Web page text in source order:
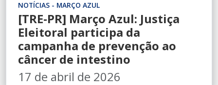
NOTÍCIAS - MARÇO AZUL
[TRE-PR] Março Azul: Justiça
Eleitoral participa da
campanha de prevenção ao
câncer de intestino
17 de abril de 2026